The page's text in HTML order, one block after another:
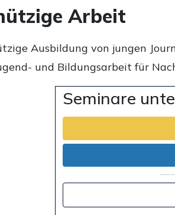
Arbeit
Ausbildung von jungen
und Bildungsarbeit für
Seminare